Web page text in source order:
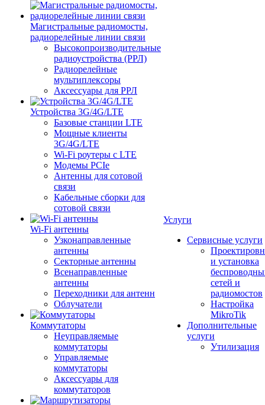
Магистральные радиомосты,
радиорелейные линии связи
Высокопроизводительные
радиоустройства (РРЛ)
Радиорелейные
мультиплексоры
Аксессуары для РРЛ
Устройства 3G/4G/LTE
Базовые станции LTE
Мощные клиенты
3G/4G/LTE
Wi-Fi роутеры с LTE
Модемы PCIe
Антенны для сотовой
связи
Кабельные сборки для
сотовой связи
Wi-Fi антенны
Узконаправленные
антенны
Секторные антенны
Всенаправленные
антенны
Переходники для антенн
Облучатели
Коммутаторы
Неуправляемые
коммутаторы
Управляемые
коммутаторы
Аксессуары для
коммутаторов
Услуги
Сервисные услуги
и установка
сетей и
радиомостов
Настройка
MikroTik
Дополнительные
услуги
Утилизация